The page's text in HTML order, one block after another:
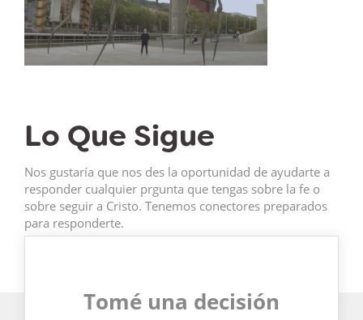
Lo Que Sigue
Nos gustaría que nos des la oportunidad de ayudarte a
responder cualquier prgunta que tengas sobre la fe o
sobre seguir a Cristo. Tenemos conectores preparados
para responderte.
Tomé una decisión